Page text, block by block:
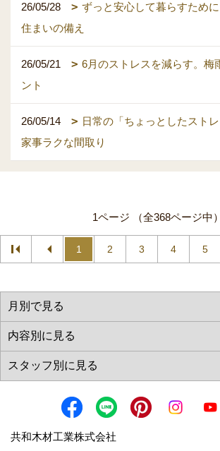
26/05/28
ずっと安心して暮らすため
住まいの備え
26/05/21
6月のストレスを減らす。梅
ント
26/05/14
日常の「ちょっとしたストレ
家事ラクな間取り
1ページ （全368ページ中）
1 2 3 4 5
共和木材工業株式会社